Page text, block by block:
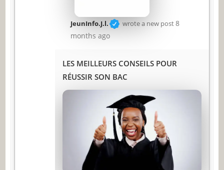
JeunInfo.J.l. wrote a new post8
months ago
LES MEILLEURS CONSEILS POUR
RÉUSSIR SON BAC